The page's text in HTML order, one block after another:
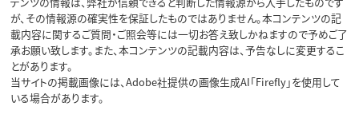
が、その情報源の確実性を保証したものではありません。本コンテンツの記
載内容に関するご質問・ご照会等には一切お答え致しかねますので予めご了
承お願い致します。また、本コンテンツの記載内容は、予告なしに変更するこ
とがあります。
当サイトの掲載画像には、Adobe社提供の画像生成AI「Firefly」を使用して
いる場合があります。